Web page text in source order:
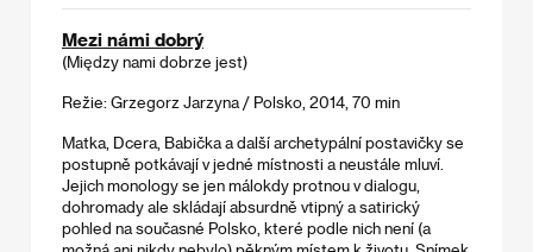
Mezi námi dobrý
(Między nami dobrze jest)
Režie: Grzegorz Jarzyna / Polsko, 2014, 70 min
Matka, Dcera, Babička a další archetypální postavičky se
postupně potkávají v jedné místnosti a neustále mluví.
Jejich monology se jen málokdy protnou v dialogu,
dohromady ale skládají absurdně vtipný a satirický
pohled na současné Polsko, které podle nich není (a